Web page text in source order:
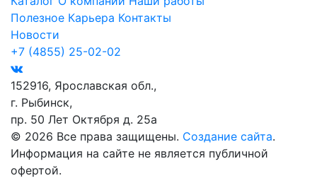
Полезное Карьера Контакты
Новости
+7 (4855) 25-02-02
152916, Ярославская обл.,
г. Рыбинск,
пр. 50 Лет Октября д. 25а
© 2026 Все права защищены. Создание сайта.
Информация на сайте не является публичной
офертой.